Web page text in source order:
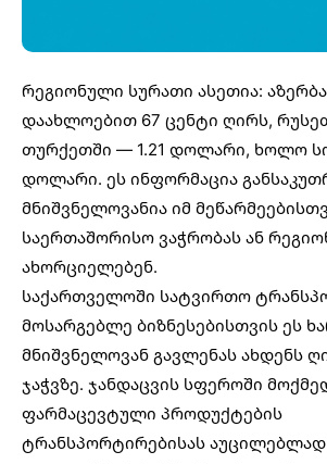
რეგიონული სურათი ასეთია:
დაახლოებით 67 ცენტი ღირს,
თურქეთში — 1.21 დოლარი, ხოლო
დოლარი. ეს ინფორმაცია
მნიშვნელოვანია იმ
საერთაშორისო ვაჭრობას ან
ახორციელებენ.
საქართველოში სატვირთო
მოსარგებლე ბიზნესებისთვის ეს
მნიშვნელოვან გავლენას ახდენს
ჯაჭვზე. ჯანდაცვის სფეროში
ფარმაცევტული პროდუქტების
ტრანსპორტირებისას აუცილებლად